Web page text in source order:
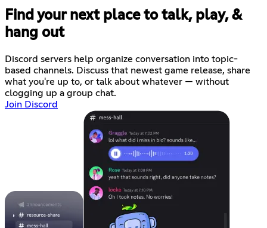
Find your next place to talk, play, &
hang out
Discord servers help organize conversation into topic-
based channels. Discuss that newest game release, share
what you're up to, or talk about whatever — without
clogging up a group chat.
Join Discord